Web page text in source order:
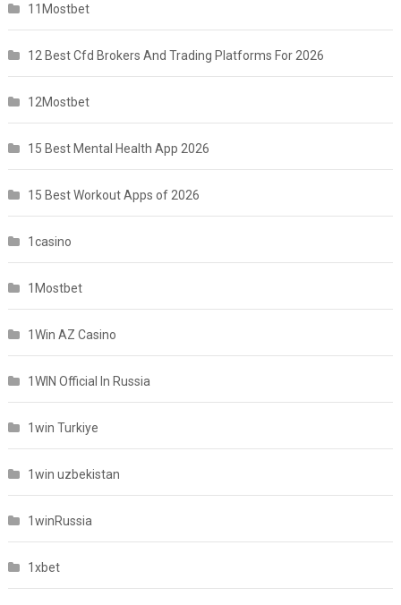
11Mostbet
12 Best Cfd Brokers And Trading Platforms For 2026
12Mostbet
15 Best Mental Health App 2026
15 Best Workout Apps of 2026
1casino
1Mostbet
1Win AZ Casino
1WIN Official In Russia
1win Turkiye
1win uzbekistan
1winRussia
1xbet